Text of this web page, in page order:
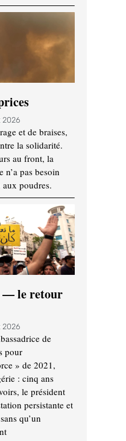
2026
et de braises,
la solidarité.
au front, la
pas besoin
aux poudres.
— le retour
2026
de
pour
» de 2021,
: cinq ans
le président
persistante et
qu’un